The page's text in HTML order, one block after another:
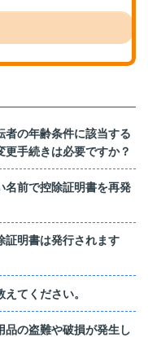
者の年齢条件に該当する
手続きは必要ですか？
名前で控除証明書を再発
証明書は発行されます
てください。
品の盗難や破損が発生し